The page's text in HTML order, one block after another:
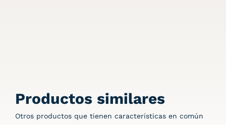
Productos similares
Otros productos que tienen características en común